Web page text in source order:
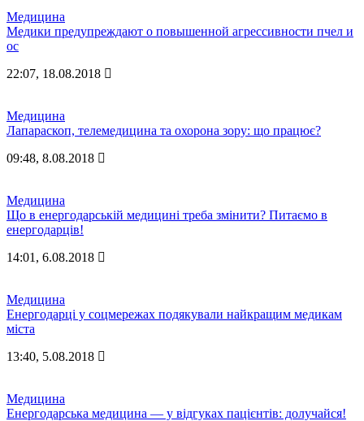
Медицина
Медики предупреждают о повышенной агрессивности пчел и
ос
22:07, 18.08.2018
Медицина
Лапараскоп, телемедицина та охорона зору: що працює?
09:48, 8.08.2018
Медицина
Що в енергодарській медицині треба змінити? Питаємо в
енергодарців!
14:01, 6.08.2018
Медицина
Енергодарці у соцмережах подякували найкращим медикам
міста
13:40, 5.08.2018
Медицина
Енергодарська медицина — у відгуках пацієнтів: долучайся!